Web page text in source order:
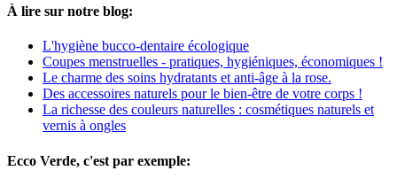
À lire sur notre blog:
L'hygiène bucco-dentaire écologique
Coupes menstruelles - pratiques, hygiéniques, économiques !
Le charme des soins hydratants et anti-âge à la rose.
Des accessoires naturels pour le bien-être de votre corps !
La richesse des couleurs naturelles : cosmétiques naturels et
vernis à ongles
Ecco Verde, c'est par exemple: